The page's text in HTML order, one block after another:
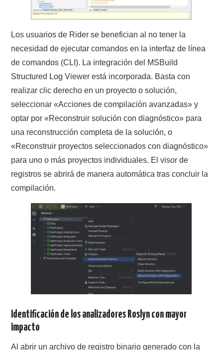
Los usuarios de Rider se benefician al no tener la
necesidad de ejecutar comandos en la interfaz de línea
de comandos (CLI). La integración del MSBuild
Structured Log Viewer está incorporada. Basta con
realizar clic derecho en un proyecto o solución,
seleccionar «Acciones de compilación avanzadas» y
optar por «Reconstruir solución con diagnóstico» para
una reconstrucción completa de la solución, o
«Reconstruir proyectos seleccionados con diagnóstico»
para uno o más proyectos individuales. El visor de
registros se abrirá de manera automática tras concluir la
compilación.
Identificación de los analizadores Roslyn con mayor
impacto
Al abrir un archivo de registro binario generado con la